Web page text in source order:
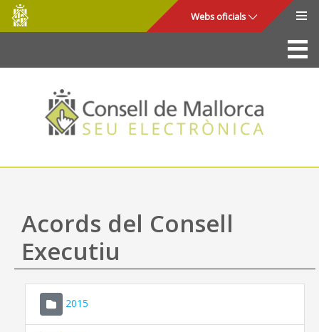
Salta al contingut principal
Consell
de
Mallorca
Webs oficials
La Seu
Consell de Mallorca
Accés i seguretat
Utilitats
Ajuda
Acords del Consell
Executiu
2015